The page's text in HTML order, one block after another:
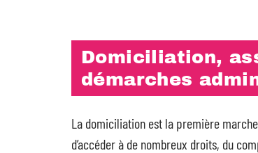
Domiciliation,
démarches
La domiciliation est la première
d’accéder à de nombreux droits, du